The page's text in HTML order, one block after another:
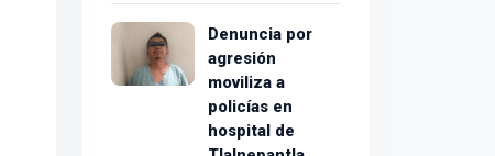
Denuncia por
agresión
moviliza a
policías en
hospital de